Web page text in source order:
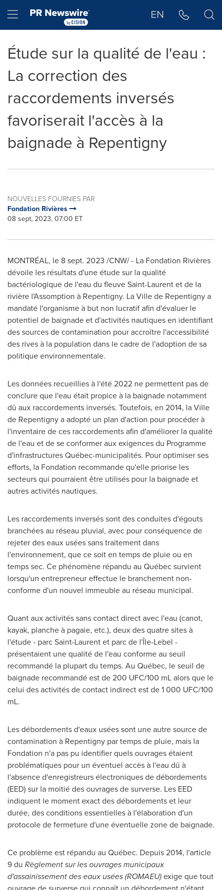
Hamburger menu EN
Étude sur la qualité de l'eau :
La correction des
raccordements inversés
favoriserait l'accès à la
baignade à Repentigny
NOUVELLES FOURNIES PAR
Fondation Rivières
08 sept, 2023, 07:00 ET
MONTRÉAL, le 8 sept. 2023 /CNW/ - La Fondation Rivières
dévoile les résultats d'une étude sur la qualité
bactériologique de l'eau du fleuveSaint-Laurentet de la
rivière l'Assomption à Repentigny. LaVille de Repentignya
mandaté l'organisme à but non lucratif afin d'évaluer le
potentiel de baignade et d'activités nautiques en identifiant
des sources de contamination pour accroître l'accessibilité
des rives à la population dans le cadre de l'adoption de sa
politique environnementale.
Les données recueillies à l'été 2022 ne permettent pas de
conclure que l'eau était propice à la baignade notamment
dû aux raccordements inversés. Toutefois, en 2014, laVille
de Repentignya adopté un plan d'action pour procéder à
l'inventaire de ces raccordements afin d'améliorer la qualité
de l'eau et de se conformer aux exigences du Programme
d'infrastructures Québec-municipalités. Pour optimiser ses
efforts, la Fondation recommande qu'elle priorise les
secteurs qui pourraient être utilisés pour la baignade et
autres activités nautiques.
Les raccordements inversés sont des conduites d'égouts
branchées au réseau pluvial, avec pour conséquence de
rejeter des eaux usées sans traitement dans
l'environnement, que ce soit en temps de pluie ou en
temps sec. Ce phénomène répandu au Québec survient
lorsqu'un entrepreneur effectue le branchement non-
conforme d'un nouvel immeuble au réseau municipal.
Quant aux activités sans contact direct avec l'eau (canot,
kayak, planche à pagaie, etc.), deux des quatre sites à
l'étude - parcSaint-Laurentet parc de l'Île-Lebel -
présentaient une qualité de l'eau conforme au seuil
recommandé la plupart du temps. Au Québec, le seuil de
baignade recommandé est de 200 UFC/100 mL alors que le
celui des activités de contact indirect est de 1 000 UFC/100
mL.
Les débordements d'eaux usées sont une autre source de
contamination à Repentigny par temps de pluie, mais la
Fondation n'a pas pu identifier quels ouvrages étaient
problématiques pour un éventuel accès à l'eau dû à
l'absence d'enregistreurs électroniques de débordements
(EED) sur la moitié des ouvrages de surverse. Les EED
indiquent le moment exact des débordements et leur
durée, des conditions essentielles à l'élaboration d'un
protocole de fermeture d'une éventuelle zone de baignade.
Ce problème est répandu au Québec. Depuis 2014, l'article
9 du Règlement sur les ouvrages municipaux
d'assainissement des eaux usées (ROMAEU)exige que tout